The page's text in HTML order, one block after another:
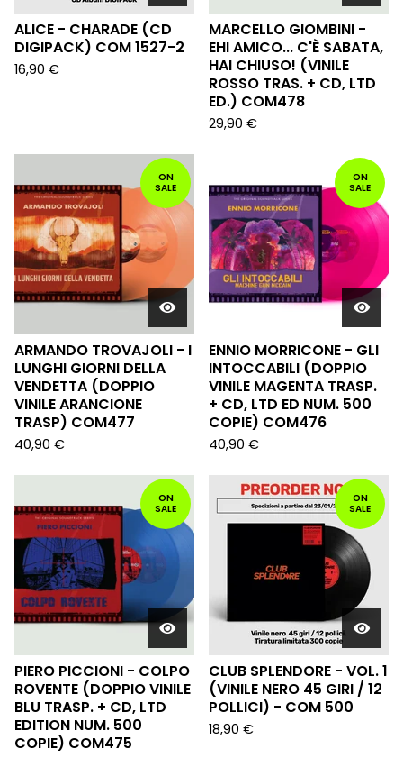
ALICE - CHARADE (CD
DIGIPACK) COM 1527-2
16,90 €
MARCELLO GIOMBINI -
EHI AMICO... C'È SABATA,
HAI CHIUSO! (VINILE
ROSSO TRAS. + CD, LTD
ED.) COM478
29,90 €
ON
SALE
ARMANDO TROVAJOLI - I
LUNGHI GIORNI DELLA
VENDETTA (DOPPIO
VINILE ARANCIONE
TRASP) COM477
40,90 €
ON
SALE
ENNIO MORRICONE - GLI
INTOCCABILI (DOPPIO
VINILE MAGENTA TRASP.
+ CD, LTD ED NUM. 500
COPIE) COM476
40,90 €
ON
SALE
PIERO PICCIONI - COLPO
ROVENTE (DOPPIO VINILE
BLU TRASP. + CD, LTD
EDITION NUM. 500
COPIE) COM475
ON
SALE
CLUB SPLENDORE - VOL. 1
(VINILE NERO 45 GIRI / 12
POLLICI) - COM 500
18,90 €